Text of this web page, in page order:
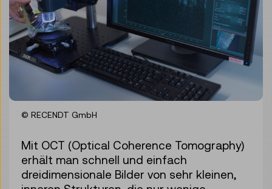
© RECENDT GmbH
Mit OCT (Optical Coherence Tomography)
erhält man schnell und einfach
dreidimensionale Bilder von sehr kleinen,